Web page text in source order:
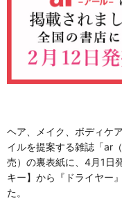
ヘア、メイク、ボディケ
イルを提案する雑誌「ar
売）の裏表紙に、4月1日
キー】から『ドライヤー
た。